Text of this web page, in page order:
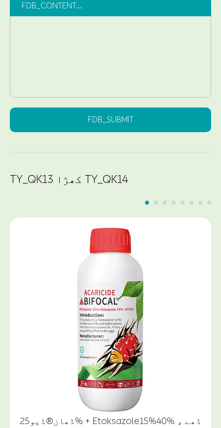
FDB_CONTENT...
FDB_SUBMIT
TY_QK13 کھڑا TY_QK14
ڈھان®ڈیو25% + Etoksazole15%40% ، ڈھے